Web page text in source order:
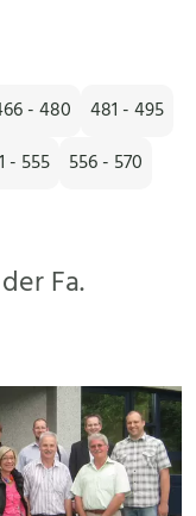
- 480
481 - 495
- 555
556 - 570
Fa.